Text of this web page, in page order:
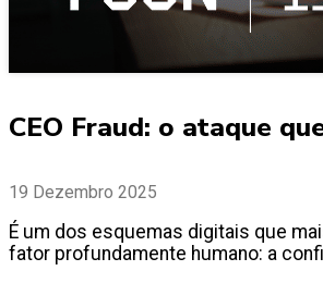
CEO Fraud: o ataque
19 Dezembro 2025
É um dos esquemas digitais que
fator profundamente humano: a